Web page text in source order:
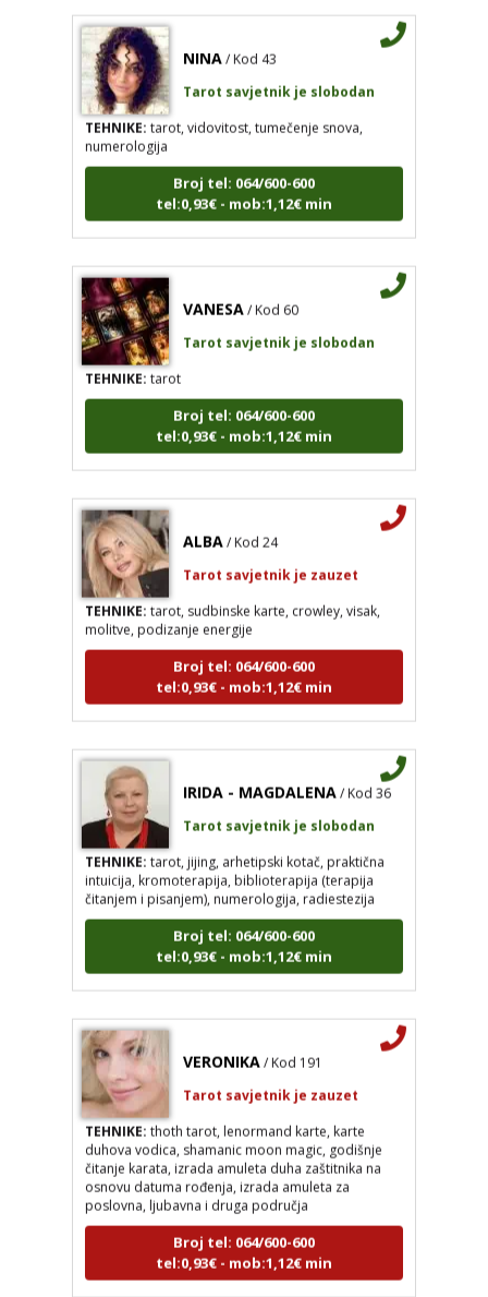
NINA
Tarot savjetnik je slobodan
TEHNIKE:tarot, vidovitost, tumečenje snova,
numerologija
tel:0,93€ - mob:1,12€ min
VANESA
Tarot savjetnik je slobodan
TEHNIKE:tarot
Broj tel: 064/600-600
tel:0,93€ - mob:1,12€ min
ALBA
Tarot savjetnik je zauzet
TEHNIKE:tarot, sudbinske karte, crowley, visak,
molitve, podizanje energije
Broj tel: 064/600-600
tel:0,93€ - mob:1,12€ min
IRIDA - MAGDALENA
Tarot savjetnik je slobodan
TEHNIKE:tarot, jijing, arhetipski kotač, praktična
intuicija, kromoterapija, biblioterapija (terapija
čitanjem i pisanjem), numerologija, radiestezija
Broj tel: 064/600-600
tel:0,93€ - mob:1,12€ min
VERONIKA
Tarot savjetnik je zauzet
TEHNIKE:
thoth tarot, lenormand karte, karte
duhova vodica, shamanic moon magic, godišnje
čitanje karata, izrada amuleta duha zaštitnika na
osnovu datuma rođenja, izrada amuleta za
poslovna, ljubavna i druga područja
Broj tel: 064/600-600
tel:0,93€ - mob:1,12€ min